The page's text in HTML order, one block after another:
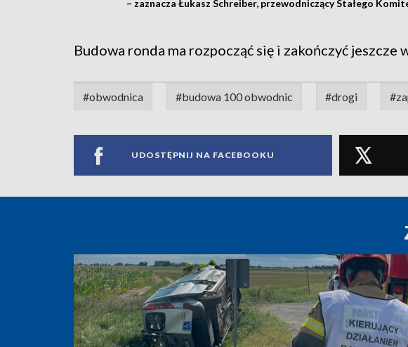
– zaznacza Łukasz Schreiber, przewodniczący Stałego
Budowa ronda ma rozpocząć się i zakończyć jeszcze
#obwodnica #budowa 100 obwodnic #drogi
UDOSTĘPNIJ NA FACEBOOKU